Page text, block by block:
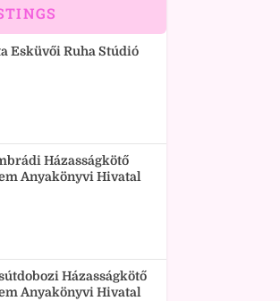
Esküvői Ruha Stúdió
Házasságkötő
Anyakönyvi Hivatal
Házasságkötő
Anyakönyvi Hivatal